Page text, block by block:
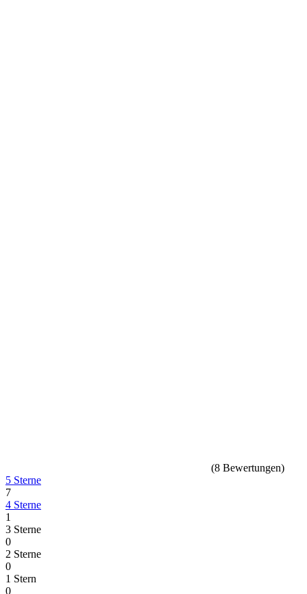
(8 Bewertungen)
5 Sterne
7
4 Sterne
1
3 Sterne
0
2 Sterne
0
1 Stern
0